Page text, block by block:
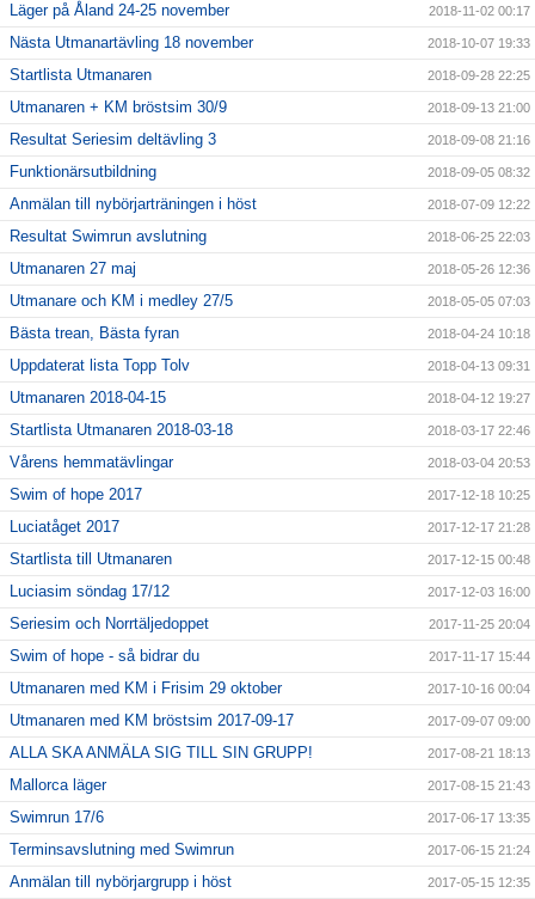
Läger på Åland 24-25 november 2018-11-02 00:17
Nästa Utmanartävling 18 november 2018-10-07 19:33
Startlista Utmanaren 2018-09-28 22:25
Utmanaren + KM bröstsim 30/9 2018-09-13 21:00
Resultat Seriesim deltävling 3 2018-09-08 21:16
Funktionärsutbildning 2018-09-05 08:32
Anmälan till nybörjarträningen i höst 2018-07-09 12:22
Resultat Swimrun avslutning 2018-06-25 22:03
Utmanaren 27 maj 2018-05-26 12:36
Utmanare och KM i medley 27/5 2018-05-05 07:03
Bästa trean, Bästa fyran 2018-04-24 10:18
Uppdaterat lista Topp Tolv 2018-04-13 09:31
Utmanaren 2018-04-15 2018-04-12 19:27
Startlista Utmanaren 2018-03-18 2018-03-17 22:46
Vårens hemmatävlingar 2018-03-04 20:53
Swim of hope 2017 2017-12-18 10:25
Luciatåget 2017 2017-12-17 21:28
Startlista till Utmanaren 2017-12-15 00:48
Luciasim söndag 17/12 2017-12-03 16:00
Seriesim och Norrtäljedoppet 2017-11-25 20:04
Swim of hope - så bidrar du 2017-11-17 15:44
Utmanaren med KM i Frisim 29 oktober 2017-10-16 00:04
Utmanaren med KM bröstsim 2017-09-17 2017-09-07 09:00
ALLA SKA ANMÄLA SIG TILL SIN GRUPP! 2017-08-21 18:13
Mallorca läger 2017-08-15 21:43
Swimrun 17/6 2017-06-17 13:35
Terminsavslutning med Swimrun 2017-06-15 21:24
Anmälan till nybörjargrupp i höst 2017-05-15 12:35